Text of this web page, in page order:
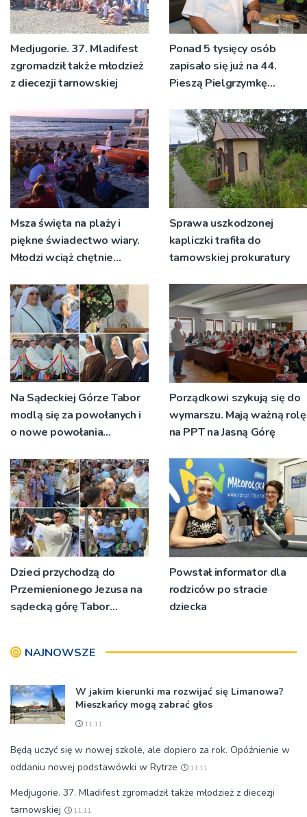
Medjugorie. 37. Mladifest
zgromadził także młodzież
z diecezji tarnowskiej
Ponad 5 tysięcy osób
zapisało się już na 44.
Pieszą Pielgrzymkę
Msza święta na plaży i
piękne świadectwo wiary.
Młodzi wciąż chętnie
Sprawa uszkodzonej
kapliczki trafiła do
tarnowskiej prokuratury
Na Sądeckiej Górze Tabor
modlą się za powołanych i
o nowe powołania
Porządkowi szykują się do
wymarszu. Mają ważną rolę
na PPT na Jasną Górę
Dzieci przychodzą do
Przemienionego Jezusa na
sądecką górę Tabor
Powstał informator dla
rodziców po stracie
dziecka
NAJNOWSZE
W jakim kierunki ma rozwijać się Limanowa?
Mieszkańcy mogą zabrać głos
11:11
Będą uczyć się w nowej szkole, ale dopiero za rok. Opóźnienie w
oddaniu nowej podstawówki w Rytrze
11:11
Medjugorie. 37. Mladifest zgromadził także młodzież z diecezji
tarnowskiej
11:11